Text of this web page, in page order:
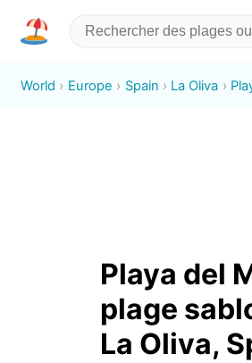
World Europe Spain La Oliva
Playa del
plage
La Oliva,